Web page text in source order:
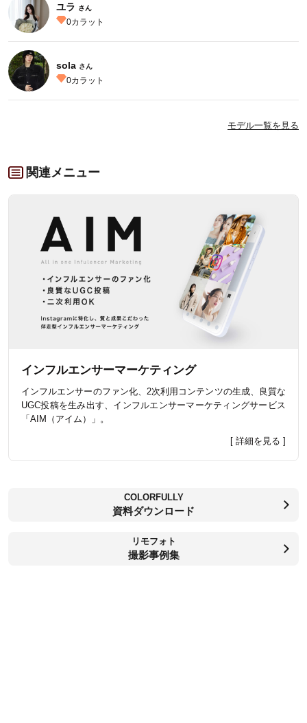
ユラ さん
0カラット
sola さん
0カラット
モデル一覧を見る
関連メニュー
インフルエンサーマーケティング
インフルエンサーのファン化、2次利用コンテンツの生成、良質な
UGC投稿を生み出す、インフルエンサーマーケティングサービス
「AIM（アイム）」。
[ 詳細を見る ]
COLORFULLY
資料ダウンロード
リモフォト
撮影事例集